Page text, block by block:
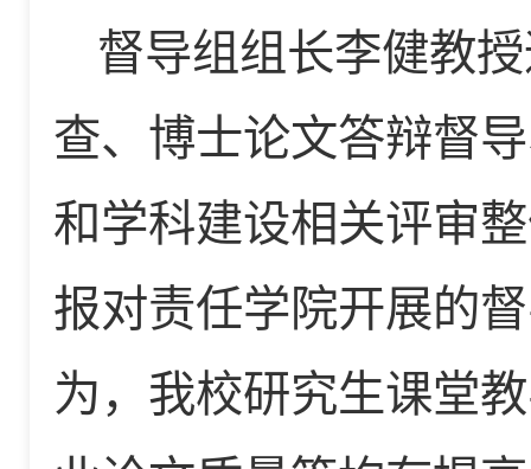
督导组组长李健教
查、博士论文答辩督
和学科建设相关评审
报对责任学院开展的
为，我校研究生课堂